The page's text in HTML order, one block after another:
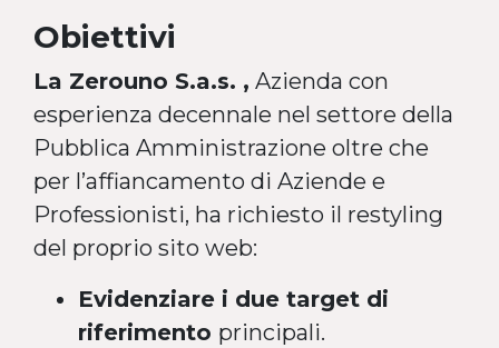
Obiettivi
La Zerouno S.a.s. , Azienda con
esperienza decennale nel settore della
Pubblica Amministrazione oltre che
per l’affiancamento di Aziende e
Professionisti, ha richiesto il restyling
del proprio sito web:
Evidenziare i due target di
riferimento principali.